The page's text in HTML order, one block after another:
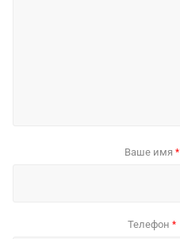
Ваше имя *
Телефон *